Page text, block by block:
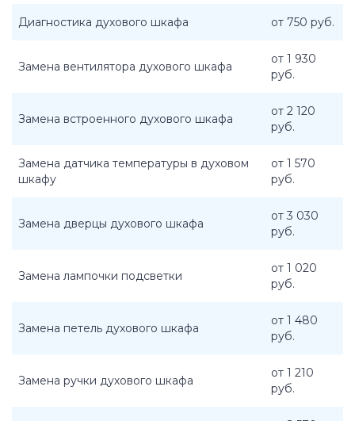
Диагностика духового шкафа от 750 руб.
Замена вентилятора духового шкафа
от 1 930
руб.
Замена встроенного духового шкафа
от 2 120
руб.
Замена датчика температуры в духовом
шкафу
от 1 570
руб.
Замена дверцы духового шкафа
от 3 030
руб.
Замена лампочки подсветки
от 1 020
руб.
Замена петель духового шкафа
от 1 480
руб.
Замена ручки духового шкафа
от 1 210
руб.